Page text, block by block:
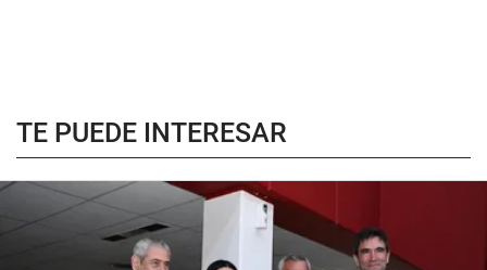
TE PUEDE INTERESAR